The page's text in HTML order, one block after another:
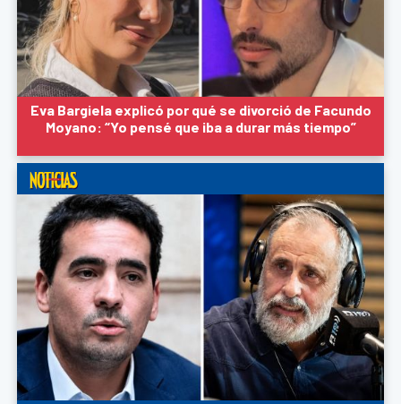
Eva Bargiela explicó por qué se divorció de Facundo
Moyano: “Yo pensé que iba a durar más tiempo”